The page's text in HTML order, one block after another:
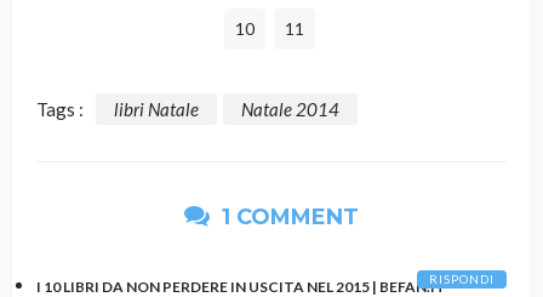
10 11
Tags : libri Natale Natale 2014
1 COMMENT
I 10 LIBRI DA NON PERDERE IN USCITA NEL 2015 | BEFAN.ITRISPONDI